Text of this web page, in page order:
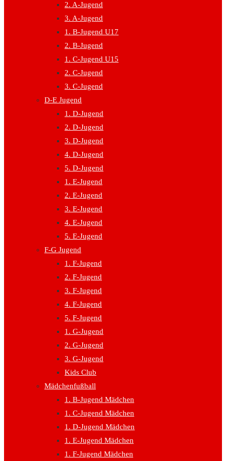
2. A-Jugend
3. A-Jugend
1. B-Jugend U17
2. B-Jugend
1. C-Jugend U15
2. C-Jugend
3. C-Jugend
D-E Jugend
1. D-Jugend
2. D-Jugend
3. D-Jugend
4. D-Jugend
5. D-Jugend
1. E-Jugend
2. E-Jugend
3. E-Jugend
4. E-Jugend
5. E-Jugend
F-G Jugend
1. F-Jugend
2. F-Jugend
3. F-Jugend
4. F-Jugend
5. F-Jugend
1. G-Jugend
2. G-Jugend
3. G-Jugend
Kids Club
Mädchenfußball
1. B-Jugend Mädchen
1. C-Jugend Mädchen
1. D-Jugend Mädchen
1. E-Jugend Mädchen
1. F-Jugend Mädchen